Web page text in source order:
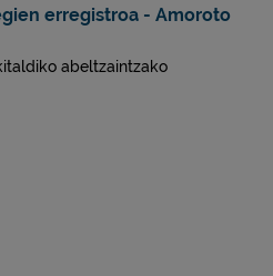
erregistroa - Amoroto
abeltzaintzako